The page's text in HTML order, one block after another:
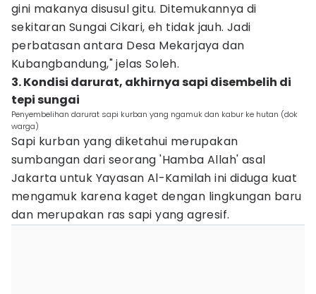
gini makanya disusul gitu. Ditemukannya di
sekitaran Sungai Cikari, eh tidak jauh. Jadi
perbatasan antara Desa Mekarjaya dan
Kubangbandung," jelas Soleh.
3. Kondisi darurat, akhirnya sapi disembelih di
tepi sungai
Penyembelihan darurat sapi kurban yang ngamuk dan kabur ke hutan (dok
warga)
Sapi kurban yang diketahui merupakan
sumbangan dari seorang 'Hamba Allah' asal
Jakarta untuk Yayasan Al-Kamilah ini diduga kuat
mengamuk karena kaget dengan lingkungan baru
dan merupakan ras sapi yang agresif.